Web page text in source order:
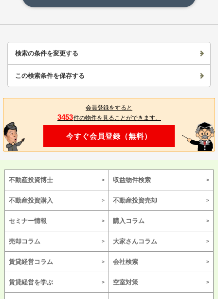
検索の条件を変更する
この検索条件を保存する
会員登録をすると
3453件の物件を見ることができます。
今すぐ会員登録（無料）
不動産投資博士 収益物件検索
不動産投資購入 不動産投資売却
セミナー情報 購入コラム
売却コラム 大家さんコラム
賃貸経営コラム 会社検索
賃貸経営を学ぶ 空室対策